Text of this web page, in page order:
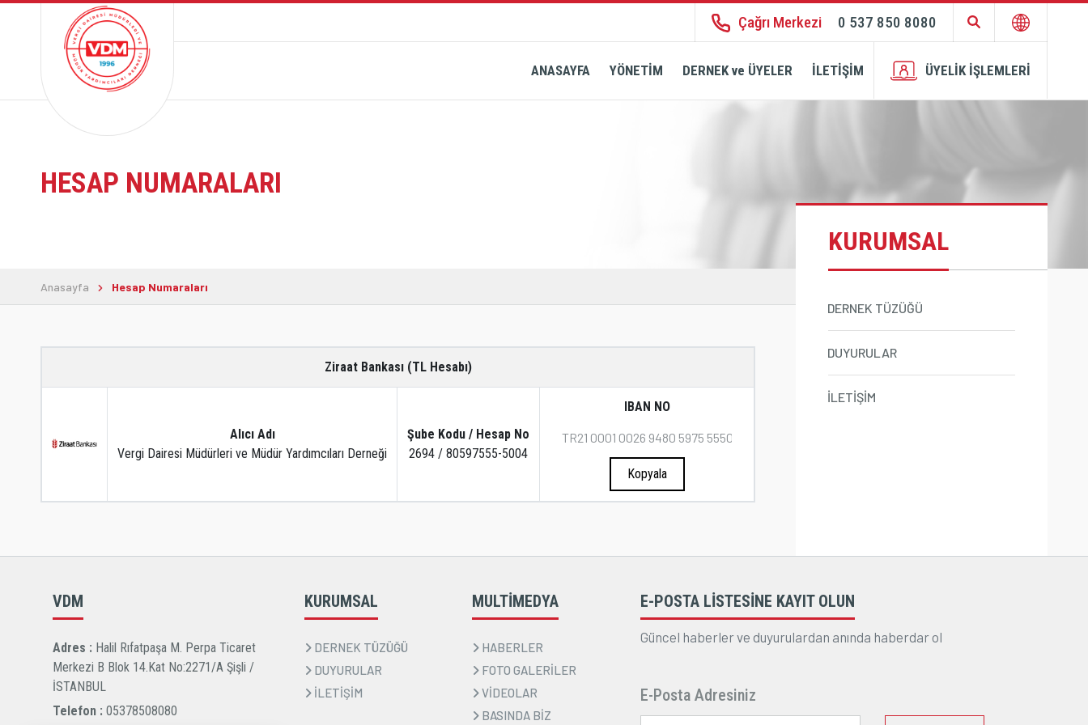
Çağrı Merkezi 0 537 850 8080
ANASAYFA YÖNETİM DERNEK ve ÜYELER İLETİŞİM ÜYELİK İŞLEMLERİ
Üyelik
HESAP NUMARALARI
Anasayfa Hesap Numaraları
Ziraat Bankası (TL Hesabı)
Alıcı Adı
Vergi Dairesi Müdürleri ve Müdür Yardımcıları Derneği
Şube Kodu / Hesap No
2694 / 80597555-5004
IBAN NO
Kopyala
KURUMSAL
DERNEK TÜZÜĞÜ
DUYURULAR
İLETİŞİM
VDM
Adres : Halil Rıfatpaşa M. Perpa Ticaret
Merkezi B Blok 14.Kat No:2271/A Şişli /
İSTANBUL
Telefon : 05378508080
KURUMSAL
DERNEK TÜZÜĞÜ
DUYURULAR
İLETİŞİM
MULTİMEDYA
HABERLER
FOTO GALERİLER
VİDEOLAR
BASINDA BİZ
E-POSTA LİSTESİNE KAYIT OLUN
Güncel haberler ve duyurulardan anında haberdar ol
E-Posta Adresiniz